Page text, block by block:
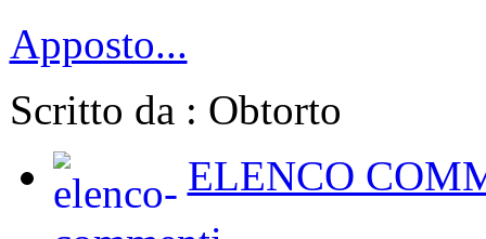
Apposto...
Scritto da : Obtorto
ELENCO